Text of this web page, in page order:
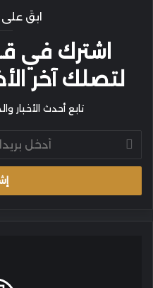
ابقَ على
اشترك في
لتصلك آخر
تابع أحدث الأخبار
بريدك
الإلكتروني